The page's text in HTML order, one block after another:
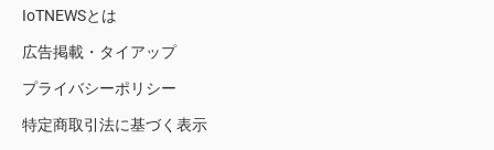
IoTNEWSとは
広告掲載・タイアップ
プライバシーポリシー
特定商取引法に基づく表示